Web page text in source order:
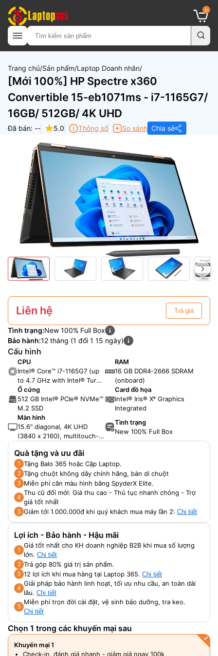
0
Trang chủ Sản phẩm Laptop Doanh nhân
[Mới 100%] HP Spectre x360
Convertible 15-eb1071ms - i7-1165G7/
16GB/ 512GB/ 4K UHD
Đã bán: -- 5.0 Thông số So sánh Chia sẻ
Liên hệ Trả giá
Tình trạng:New 100% Full Box
Bảo hành:12 tháng (1 đổi 1 15 ngày)
Cấu hình
CPU
Intel® Core™ i7-1165G7 (up
to 4.7 GHz with Intel® Turbo
Boost Technology, 12 MB L3
cache, 4 cores)
RAM
16 GB DDR4-2666 SDRAM
(onboard)
Ổ cứng
512 GB Intel® PCIe® NVMe™
M.2 SSD
Card đồ họa
Intel® Iris® Xᵉ Graphics
Integrated
Màn hình
15.6" diagonal, 4K UHD
(3840 x 2160), multitouch-
glass, micro-edge, Corning®
Gorilla® Glass NBT™, 340
nits, 72% NTSC
Tình trạng
New 100% Full Box
Quà tặng và ưu đãi
1 Tặng Balo 365 hoặc Cặp Laptop.
2 Tặng chuột không dây chính hãng, bàn di chuột
3 Miễn phí cân màu hình bằng SpyderX Elite.
4
Thu cũ đổi mới: Giá thu cao - Thủ tục nhanh chóng - Trợ
giá tốt nhất
5 Giảm tới 1.000.000đ khi quý khách mua máy lần 2: Chi tiết
Lợi ích - Bảo hành - Hậu mãi
1
Giá tốt nhất cho KH doanh nghiệp B2B khi mua số lượng
lớn. Chi tiết
2 Trả góp 80% giá trị sản phẩm.
3 12 lợi ích khi mua hàng tại Laptop 365. Chi tiết
4
Giải pháp bảo hành linh hoạt, tối ưu nhu cầu, an toàn dài
lâu. Chi tiết
5
Miễn phí trọn đời cài đặt, vệ sinh bảo dưỡng, tra keo.
Chi tiết
Chọn 1 trong các khuyến mại sau
Khuyến mại 1
Check-in, đánh giá nhanh - giảm giá ngay 100k